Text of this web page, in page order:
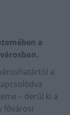
a
a
– derül ki a
fővárosi